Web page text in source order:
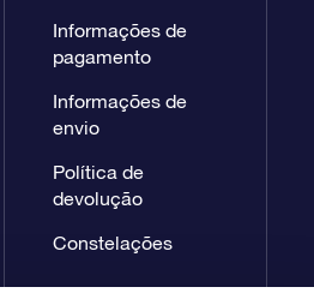
Informações de
pagamento
Informações de
envio
Política de
devolução
Constelações